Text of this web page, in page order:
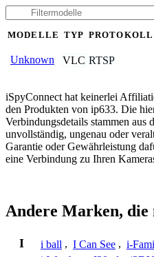
MODELLE TYP PROTOKOLL
Unknown VLC RTSP
iSpyConnect hat keinerlei
den Produkten von ip633. Die
Verbindungsdetails stammen aus
unvollständig, ungenau oder
Garantie oder Gewährleistung
eine Verbindung zu Ihren
Andere Marken,
I i ball , I Can See , i-